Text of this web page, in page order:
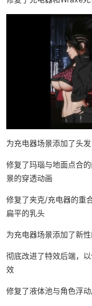
为充电器场景添加了头发
修复了玛瑙与地面点合
景的穿透动画
修复了夹克/充电器的重
扁平的乳头
为充电器场景添加了新
彻底改进了特效后端，
效
修复了液体池与角色浮